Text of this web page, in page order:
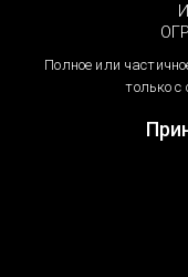
Полное или
только с